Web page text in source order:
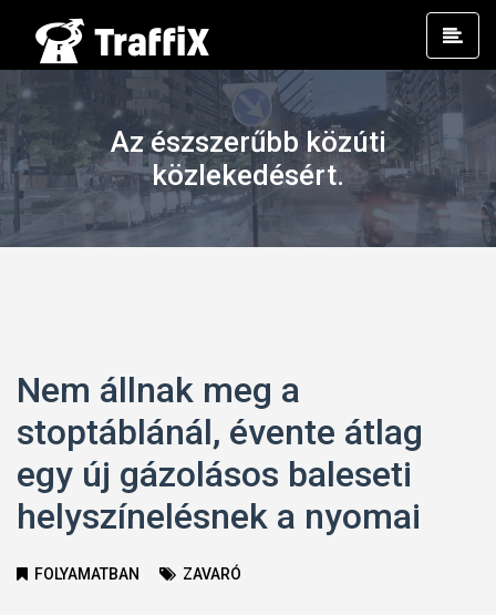
Az észszerűbb közúti
közlekedésért.
Nem állnak meg a
stoptáblánál, évente átlag
egy új gázolásos baleseti
helyszínelésnek a nyomai
FOLYAMATBAN ZAVARÓ